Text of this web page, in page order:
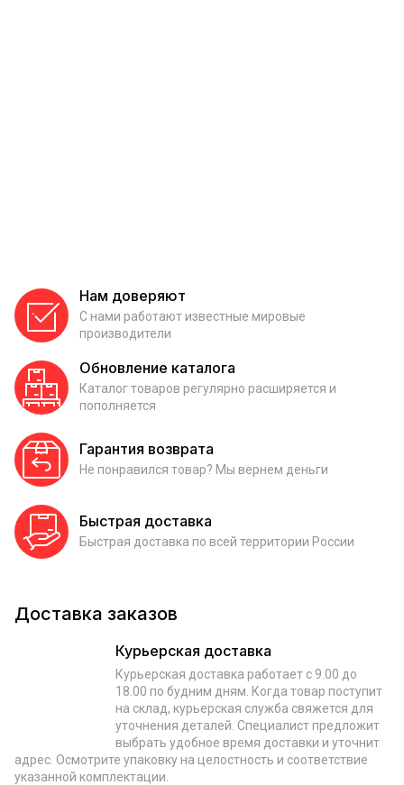
Нам доверяют
С нами работают известные мировые
производители
Обновление каталога
Каталог товаров регулярно расширяется и
пополняется
Гарантия возврата
Не понравился товар? Мы вернем деньги
Быстрая доставка
Быстрая доставка по всей территории России
Доставка заказов
Курьерская доставка
Курьерская доставка работает с 9.00 до
18.00 по будним дням. Когда товар поступит
на склад, курьерская служба свяжется для
уточнения деталей. Специалист предложит
выбрать удобное время доставки и уточнит
адрес. Осмотрите упаковку на целостность и соответствие
указанной комплектации.